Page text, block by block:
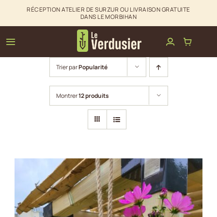
RÉCEPTION ATELIER DE SURZUR OU LIVRAISON GRATUITE
DANS LE MORBIHAN
Toggle
Navigation
Clôtures & palissades
Aménagements extérieurs
La boutique du Verdusier
Infos & Contact
Trier parPopularité
Montrer12 produits